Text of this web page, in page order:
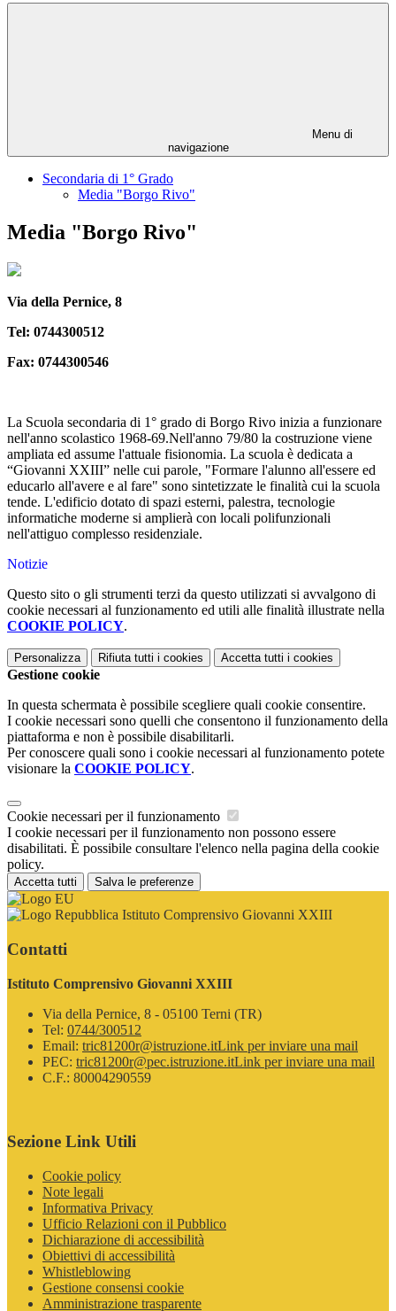
Menu di
navigazione
Secondaria di 1° Grado
Media "Borgo Rivo"
Media "Borgo Rivo"
Via della Pernice, 8
Tel: 0744300512
Fax: 0744300546
La Scuola secondaria di 1° grado di Borgo Rivo inizia a funzionare
nell'anno scolastico 1968-69.Nell'anno 79/80 la costruzione viene
ampliata ed assume l'attuale fisionomia. La scuola è dedicata a
“Giovanni XXIII” nelle cui parole, "Formare l'alunno all'essere ed
educarlo all'avere e al fare" sono sintetizzate le finalità cui la scuola
tende. L'edificio dotato di spazi esterni, palestra, tecnologie
informatiche moderne si amplierà con locali polifunzionali
nell'attiguo complesso residenziale.
Notizie
Questo sito o gli strumenti terzi da questo utilizzati si avvalgono di
cookie necessari al funzionamento ed utili alle finalità illustrate nella
COOKIE POLICY.
Personalizza Rifiuta tutti i cookies Accetta tutti i cookies
Gestione cookie
In questa schermata è possibile scegliere quali cookie consentire.
I cookie necessari sono quelli che consentono il funzionamento della
piattaforma e non è possibile disabilitarli.
Per conoscere quali sono i cookie necessari al funzionamento potete
visionare la COOKIE POLICY.
Cookie necessari per il funzionamento
I cookie necessari per il funzionamento non possono essere
disabilitati. È possibile consultare l'elenco nella pagina della cookie
policy.
Accetta tutti Salva le preferenze
Istituto Comprensivo Giovanni XXIII
Contatti
Istituto Comprensivo Giovanni XXIII
Via della Pernice, 8 - 05100 Terni (TR)
Tel: 0744/300512
Email: tric81200r@istruzione.itLink per inviare una mail
PEC: tric81200r@pec.istruzione.itLink per inviare una mail
C.F.: 80004290559
Sezione Link Utili
Cookie policy
Note legali
Informativa Privacy
Ufficio Relazioni con il Pubblico
Dichiarazione di accessibilità
Obiettivi di accessibilità
Whistleblowing
Gestione consensi cookie
Amministrazione trasparente